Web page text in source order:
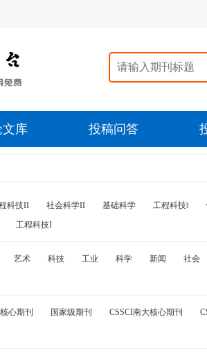
文库 投稿问答
科技II 社会科学II 基础科学 工程科技‖
工程科技I
艺术 科技 工业 科学 新闻 社会
心期刊 国家级期刊 CSSCI南大核心期刊